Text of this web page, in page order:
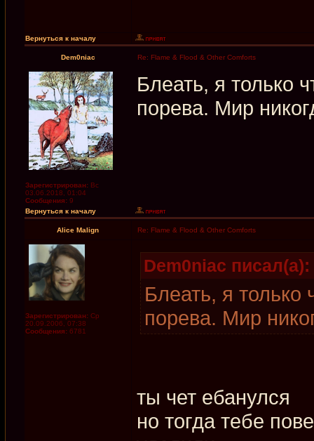
Вернуться к началу
Dem0niac Re: Flame & Flood & Other Comforts
Зарегистрирован: Вс
03.06.2018, 01:04
Сообщения: 9
Блеать, я только
порева. Мир
Вернуться к началу
Alice Malign Re: Flame & Flood & Other Comforts
Зарегистрирован: Ср
20.09.2006, 07:38
Сообщения: 6781
Dem0niac писал(а):
Блеать, я только
порева. Мир
ты чет ебанулся
но тогда тебе